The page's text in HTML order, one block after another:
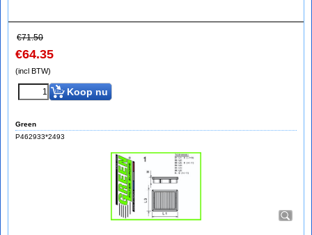
€71.50
€64.35
(incl BTW)
Koop nu
Green
P462933*2493